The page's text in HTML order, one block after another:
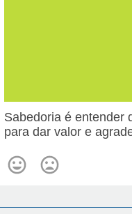
Sabedoria é entender
para dar valor e